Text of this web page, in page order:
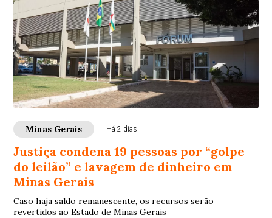
Minas Gerais Há 2 dias
Justiça condena 19 pessoas por “golpe
do leilão” e lavagem de dinheiro em
Minas Gerais
Caso haja saldo remanescente, os recursos serão
revertidos ao Estado de Minas Gerais